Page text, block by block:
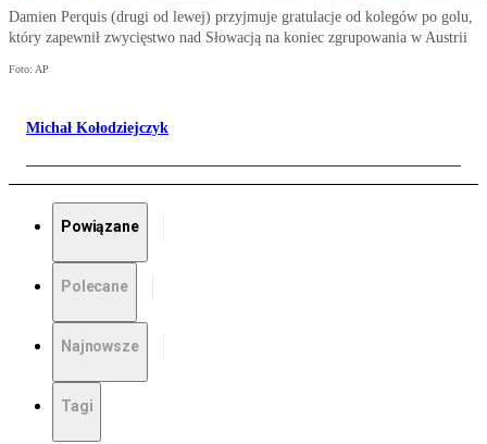
Damien Perquis (drugi od lewej) przyjmuje gratulacje od kolegów po golu,
który zapewnił zwycięstwo nad Słowacją na koniec zgrupowania w Austrii
Foto: AP
Michał Kołodziejczyk
Powiązane
Polecane
Najnowsze
Tagi